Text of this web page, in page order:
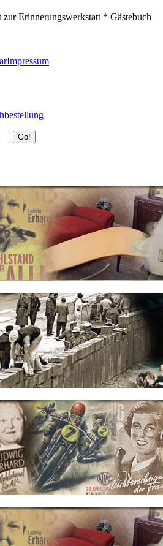
Erinnerungswerkstatt * Gästebuch
Impressum